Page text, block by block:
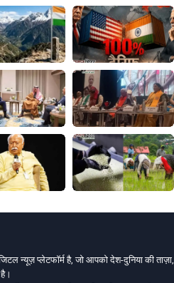
न्यूज़ प्लेटफॉर्म है, जो आपको देश-दुनिया की ताज़ा,